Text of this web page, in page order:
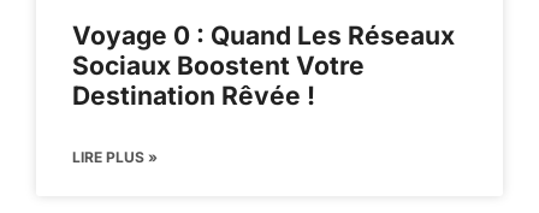
Voyage 0 : Quand Les Réseaux
Sociaux Boostent Votre
Destination Rêvée !
LIRE PLUS »